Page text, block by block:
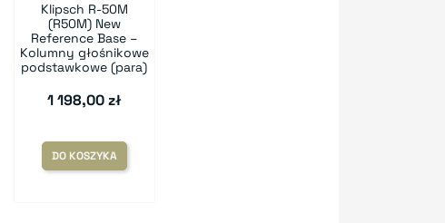
Klipsch R-50M
(R50M) New
Reference Base –
Kolumny głośnikowe
podstawkowe (para)
1 198,00 zł
DO KOSZYKA